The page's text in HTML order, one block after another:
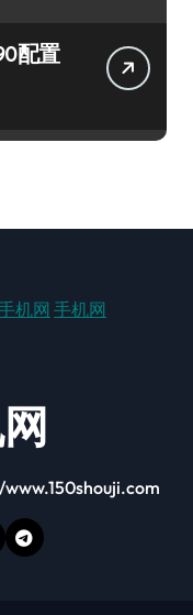
配置
机网 手机网